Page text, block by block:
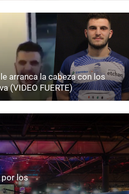
arranca la cabeza con los
(VIDEO FUERTE)
por los